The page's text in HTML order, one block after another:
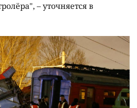
– уточняется в